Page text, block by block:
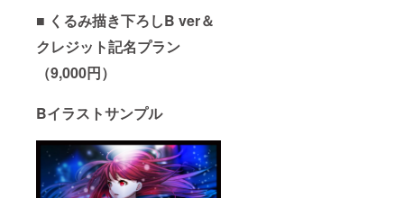
■ くるみ描き下ろしB ver＆
クレジット記名プラン
（9,000円）
Bイラストサンプル